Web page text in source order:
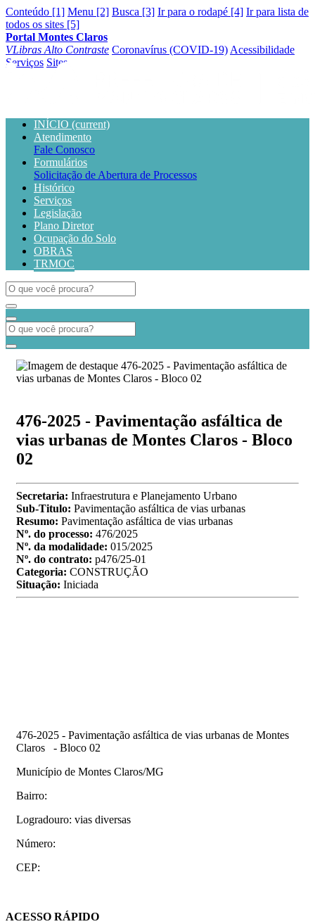
Conteúdo [1] Menu [2] Busca [3] Ir para o rodapé [4] Ir para lista de
todos os sites [5]
Portal Montes Claros
VLibras Alto Contraste Coronavírus (COVID-19) Acessibilidade
Serviços Sites
INÍCIO (current)
Atendimento
Fale Conosco
Formulários
Solicitação de Abertura de Processos
Histórico
Serviços
Legislação
Plano Diretor
Ocupação do Solo
OBRAS
TRMOC
476-2025 - Pavimentação asfáltica de
vias urbanas de Montes Claros - Bloco
02
Secretaria: Infraestrutura e Planejamento Urbano
Sub-Titulo: Pavimentação asfáltica de vias urbanas
Resumo: Pavimentação asfáltica de vias urbanas
Nº. do processo: 476/2025
Nº. da modalidade: 015/2025
Nº. do contrato: p476/25-01
Categoria: CONSTRUÇÃO
Situação: Iniciada
476-2025 - Pavimentação asfáltica de vias urbanas de Montes
Claros - Bloco 02
Município de Montes Claros/MG
Bairro:
Logradouro: vias diversas
Número:
CEP:
ACESSO RÁPIDO